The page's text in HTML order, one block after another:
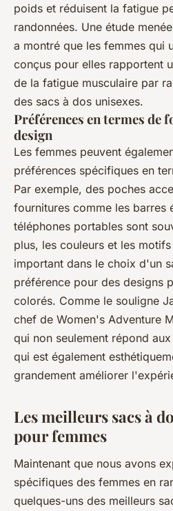
poids et réduisent la fatigue
randonnées. Une étude
a montré que les femmes qui
conçus pour elles rapportent
de la fatigue musculaire par
des sacs à dos unisexes.
Préférences en termes de
design
Les femmes peuvent
préférences spécifiques en
Par exemple, des poches
fournitures comme les barres
téléphones portables sont
plus, les couleurs et les
important dans le choix d'un
préférence pour des designs
colorés. Comme le souligne
chef de Women's Adventure
qui non seulement répond
qui est également
grandement améliorer
Les meilleurs sacs à
pour femmes
Maintenant que nous avons
spécifiques des femmes en
quelques-uns des meilleurs